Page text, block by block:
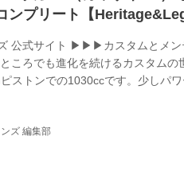
ンプリート【
公式サイト ▶▶▶カスタムとメン
ころでも進化を続けるカスタム
ストンでの1030ccです。少しパワ
の6速クロスミッションとEVOシ
れるZ1。車両に話を戻すと「17イ
リーのコンプリートカスタム、
ズ 編集部